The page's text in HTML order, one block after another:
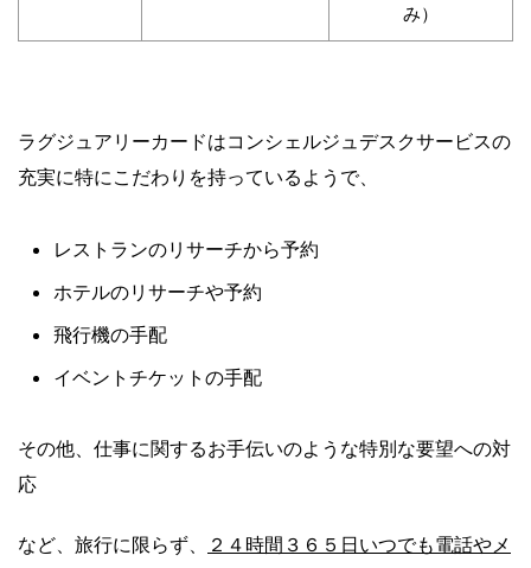
み）
ラグジュアリーカードはコンシェルジュデスクサービスの
充実に特にこだわりを持っているようで、
レストランのリサーチから予約
ホテルのリサーチや予約
飛行機の手配
イベントチケットの手配
その他、仕事に関するお手伝いのような特別な要望への対
応
など、旅行に限らず、
２４時間３６５日いつでも電話やメ